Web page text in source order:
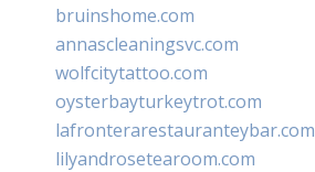
bruinshome.com
annascleaningsvc.com
wolfcitytattoo.com
oysterbayturkeytrot.com
lafronterarestauranteybar.com
lilyandrosetearoom.com